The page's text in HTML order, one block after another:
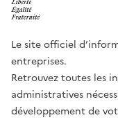
Le site officiel
entreprises.
Retrouvez toutes les
administratives
développement de